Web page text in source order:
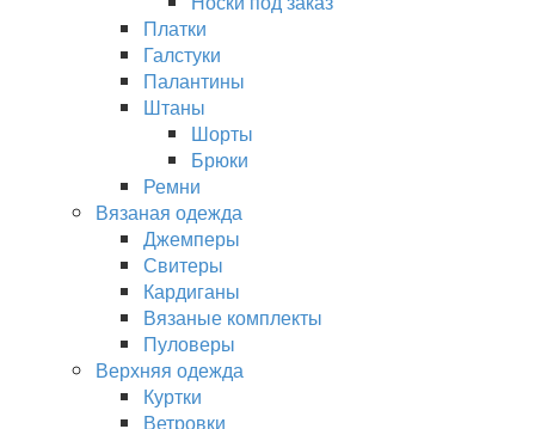
Платки
Галстуки
Палантины
Штаны
Шорты
Брюки
Ремни
Вязаная одежда
Джемперы
Свитеры
Кардиганы
Вязаные комплекты
Пуловеры
Верхняя одежда
Куртки
Ветровки